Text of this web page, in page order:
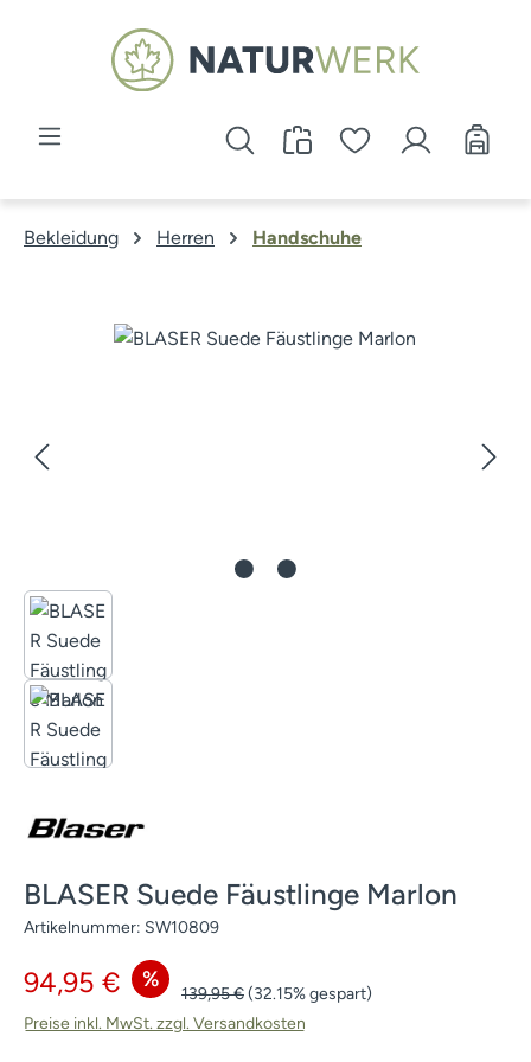
Zum Hauptinhalt springen
Bekleidung Herren Handschuhe
Bildergalerie überspringen
BLASER Suede Fäustlinge Marlon
Artikelnummer: SW10809
Verkaufspreis:
94,95 € %
Regulärer Preis:
139,95 €(32.15% gespart)
Preise inkl. MwSt. zzgl. Versandkosten